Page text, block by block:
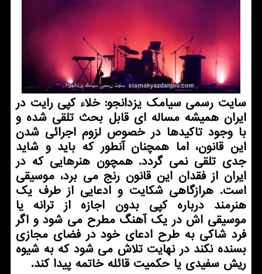
سایت رسمی سیامک یزدانجو: خلاء کپی رایت در
ایران همیشه مساله ای قابل بحث تلقی شده و
با وجود تاکیدها در خصوص لزوم اجرائی شدن
این قانون، اما همچنان آنطور که باید و شاید
جدی تلقی نمی گردد. همچون هنرهایی که در
ایران از فقدان این قانون رنج می برد، موسیقی
است. هرازگاهی شکایت و ادعایی از طرف یک
هنرمند درباره کپی بدون اجازه از ترانه یا
موسیقی اش در یک آهنگ مطرح می شود و اگر
فرد شاکی به طرح ادعای خود در فضای مجازی
بسنده نکند در نهایت تلاش می شود که به شیوه
ریش سفیدی یا حکمیت قائله خاتمه پیدا کند.